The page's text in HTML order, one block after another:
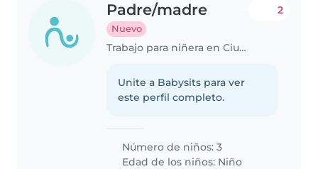
Padre/madre
Nuevo
Trabajo para niñera en Ciudad de Salta
2
Unite a Babysits para ver
este perfil completo.
Número de niños: 3
Edad de los niños: Niño